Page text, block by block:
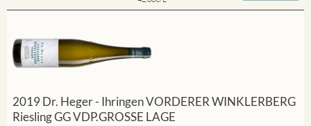
2019 Dr. Heger - Ihringen VORDERER WINKLERBERG
Riesling GG VDP.GROSSE LAGE